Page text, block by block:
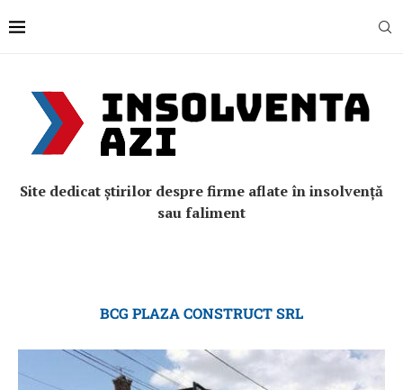
Site dedicat știrilor despre firme aflate în insolvență
sau faliment
BCG PLAZA CONSTRUCT SRL